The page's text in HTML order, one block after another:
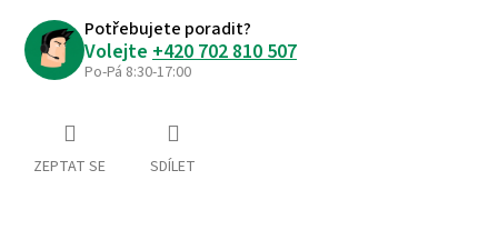
Potřebujete poradit?
Volejte +420 702 810 507
Po-Pá 8:30-17:00
ZEPTAT SE SDÍLET